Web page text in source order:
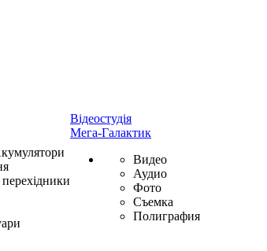
перехідники
Відеостудія
Мега-Галактик
Видео
Аудио
Фото
Съемка
Полиграфия